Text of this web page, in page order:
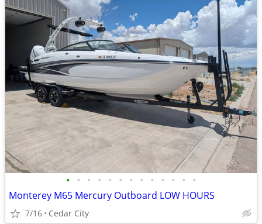
• • • • • • • • • • • • •
Monterey M65 Mercury Outboard LOW HOURS
7/16 Cedar City